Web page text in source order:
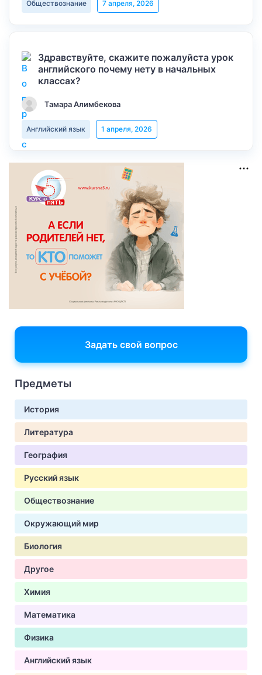
Обществознание 7 апреля, 2026
Здравствуйте, скажите пожалуйста урок
английского почему нету в начальных
классах?
Тамара Алимбекова
Английский язык 1 апреля, 2026
Задать свой вопрос
Предметы
История
Литература
География
Русский язык
Обществознание
Окружающий мир
Биология
Другое
Химия
Математика
Физика
Английский язык